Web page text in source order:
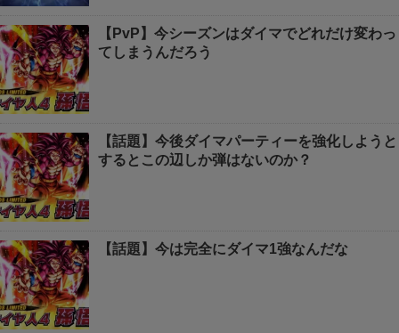
【PvP】今シーズンはダイマでどれだけ変わっ
てしまうんだろう
【話題】今後ダイマパーティーを強化しようと
するとこの辺しか弾はないのか？
【話題】今は完全にダイマ1強なんだな